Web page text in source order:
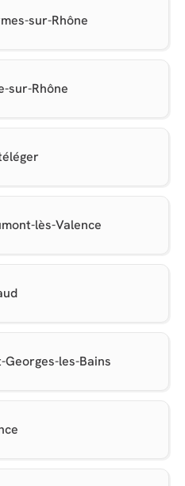
sur-Rhône
sur-Rhône
lès-Valence
les-Bains